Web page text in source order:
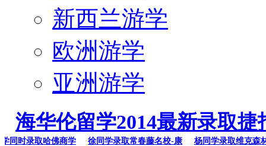
新西兰游学
欧洲游学
亚洲游学
海华伦留学2014最新录取捷
时录取哈佛商学 徐同学录取常春藤名校-康 杨同学录取维克森林大